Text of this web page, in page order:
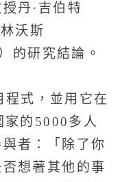
丹·吉伯特
沃斯
的研究結論。
式，並用它在
家的5000多人
者：「除了你
想著其他的事